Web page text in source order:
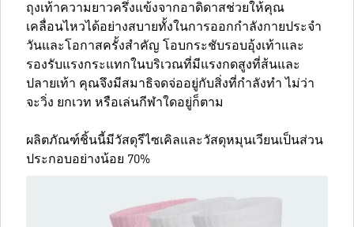
ถุงเท้าความยาวครึ่งแข้งจากอาดิดาสช่วยให้คุณ
เคลื่อนไหวได้อย่างสบายทั้งในการออกกำลังกายประจำ
วันและโอกาสครั้งสำคัญ โอบกระชับรอบอุ้งเท้าและ
รองรับแรงกระแทกในบริเวณที่มีแรงกดสูงที่ส้นและ
ปลายเท้า คุณจึงมีสมาธิจดจ่ออยู่กับสิ่งที่กำลังทำ ไม่ว่า
จะวิ่ง ยกเวท หรือเล่นกีฬาใดอยู่ก็ตาม
ผลิตภัณฑ์ชิ้นนี้มีวัสดุรีไซเคิลและวัสดุหมุนเวียนเป็นส่วน
ประกอบอย่างน้อย 70%